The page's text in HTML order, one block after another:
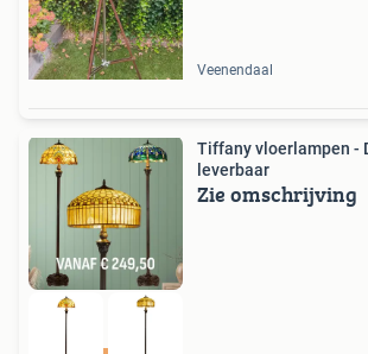
Veenendaal
Tiffany vloerlampen - Direct uit voorraad
leverbaar
Zie omschrijving